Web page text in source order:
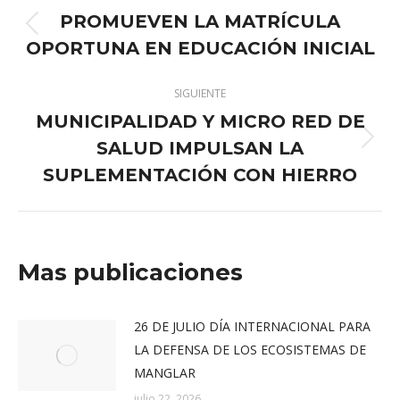
entre
publicaciones
Publicación
anterior:
PROMUEVEN LA MATRÍCULA
OPORTUNA EN EDUCACIÓN INICIAL
SIGUIENTE
Publicación
siguiente:
MUNICIPALIDAD Y MICRO RED DE
SALUD IMPULSAN LA
SUPLEMENTACIÓN CON HIERRO
Mas publicaciones
26 DE JULIO DÍA INTERNACIONAL PARA
LA DEFENSA DE LOS ECOSISTEMAS DE
MANGLAR